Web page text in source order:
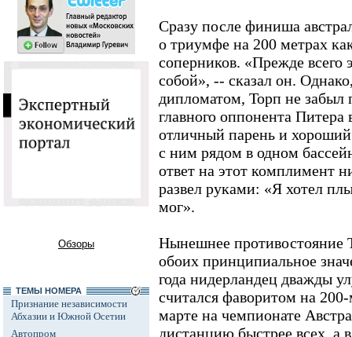
Обзоры
ТЕМЫ НОМЕРА
Признание независимости
Абхазии и Южной Осетии
Автопром
Сразу после финиша
о триумфе на 200 метрах
соперников. «Прежде всего
собой», -- сказал он.
дипломатом, Торп не забыл
главного оппонента
отличный парень и
с ним рядом в одном
ответ на этот комплимент
развел руками: «Я хотел
мог».
Нынешнее противостояние
обоих принципиальное
года нидерландец дважды
считался фаворитом на
марте на чемпионате
дистанцию быстрее всех, а